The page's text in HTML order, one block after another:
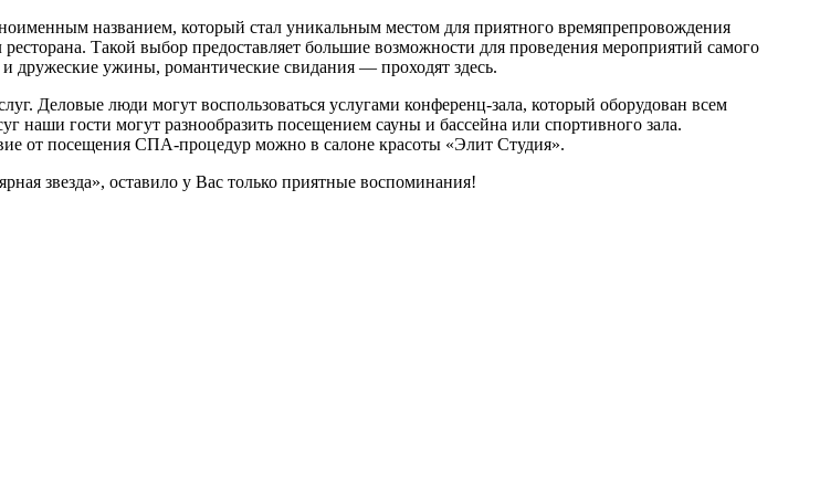
названием, который стал уникальным местом для приятного времяпрепровождения
Такой выбор предоставляет большие возможности для проведения мероприятий самого
дружеские ужины, романтические свидания — проходят здесь.
Деловые люди могут воспользоваться услугами конференц-зала, который оборудован всем
гости могут разнообразить посещением сауны и бассейна или спортивного зала.
от посещения СПА-процедур можно в салоне красоты «Элит Студия».
звезда», оставило у Вас только приятные воспоминания!